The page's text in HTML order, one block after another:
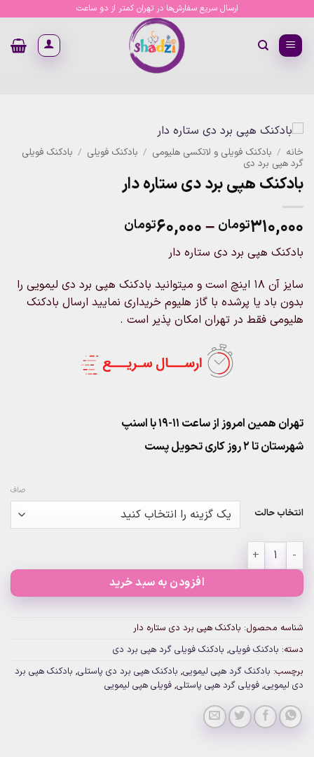
content
ارسال سریع سفارش‌ها در تهران کمتر از دو ساعت
خانه / بادکنک فویلی و لاتکسی هلیومی / بادکنک فویلی / بادکنک فویلی
گرد هپی برد دی
بادکنک هپی برد دی ستاره دار
۳۱۰,۰۰۰تومان –۶۰,۰۰۰تومان
through
۳۱۰,۰۰۰تومان
بادکنک هپی برد دی ستاره دار
سایز آن 18 اینچ است و میتوانید بادکنک هپی برد دی لیمویی را
بدون باد یا پرشده با گاز هلیوم خریداری نمایید ارسال بادکنک
هلیومی فقط در تهران امکان پذیر است .
تهران همین امروز از ساعت ۱۱-۱۹ با اسنپ
شهرستان تا 2 روز کاری تحویل پست
انتخاب حالت
صاف
بادکنک هپی برد دی ستاره دار عدد
افزودن به سبد خرید
شناسه محصول: بادکنک هپی برد دی ستاره دار
دسته: بادکنک فویلی, بادکنک فویلی گرد هپی برد دی
برچسب: بادکنک گرد هپی لیمویی, بادکنک هپی برد دی پاستلی, بادکنک هپی برد
دی لیمویی, فویلی گرد هپی پاستلی, فویلی هپی لیمویی